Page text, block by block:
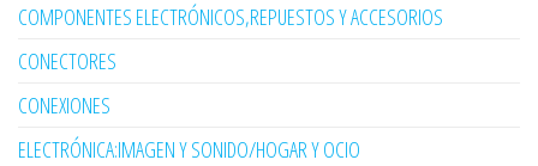
COMPONENTES ELECTRÓNICOS,REPUESTOS Y ACCESORIOS
CONECTORES
CONEXIONES
ELECTRÓNICA:IMAGEN Y SONIDO/HOGAR Y OCIO